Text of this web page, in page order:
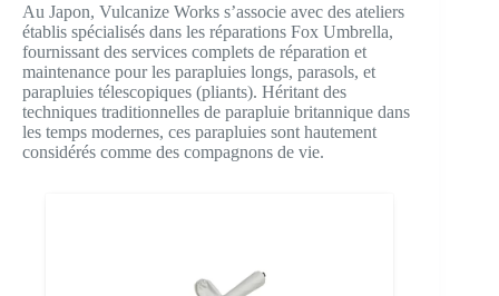
Au Japon, Vulcanize Works s’associe avec des ateliers
établis spécialisés dans les réparations Fox Umbrella,
fournissant des services complets de réparation et
maintenance pour les parapluies longs, parasols, et
parapluies télescopiques (pliants). Héritant des
techniques traditionnelles de parapluie britannique dans
les temps modernes, ces parapluies sont hautement
considérés comme des compagnons de vie.